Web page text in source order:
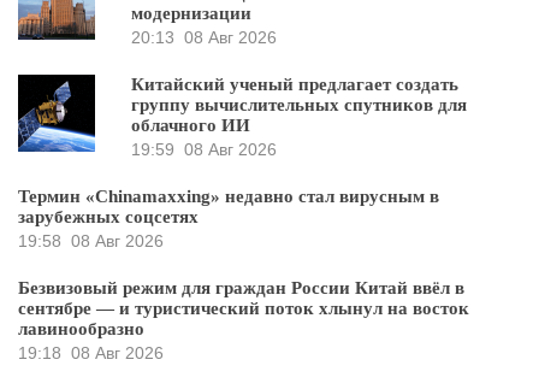
модернизации
20:13 08 Авг 2026
Китайский ученый предлагает создать
группу вычислительных спутников для
облачного ИИ
19:59 08 Авг 2026
Термин «Chinamaxxing» недавно стал вирусным в
зарубежных соцсетях
19:58 08 Авг 2026
Безвизовый режим для граждан России Китай ввёл в
сентябре — и туристический поток хлынул на восток
лавинообразно
19:18 08 Авг 2026